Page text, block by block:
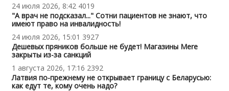
24 июля 2026, 8:42 4019
"А врач не подсказал..." Сотни пациентов не знают, что
имеют право на инвалидность!
24 июля 2026, 15:01 3927
Дешевых пряников больше не будет! Магазины Mere
закрыты из-за санкций
1 августа 2026, 17:16 2392
Латвия по-прежнему не открывает границу с Беларусью:
как едут те, кому очень надо?